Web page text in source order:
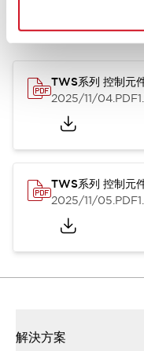
TWS系列 控制元
2025/11/04.PDF
TWS系列 控制元
2025/11/05.PDF
解決方案